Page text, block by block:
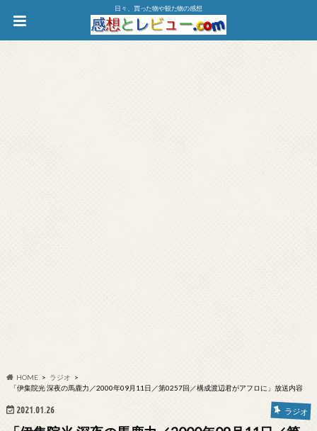
日々、買った物や観た物の感想
HOME
ラジオ
「伊集院光 深夜の馬鹿力／2000年09月11日／第0257回／構成渡辺君がアフロに」放送内容
2021.01.26 ラジオ